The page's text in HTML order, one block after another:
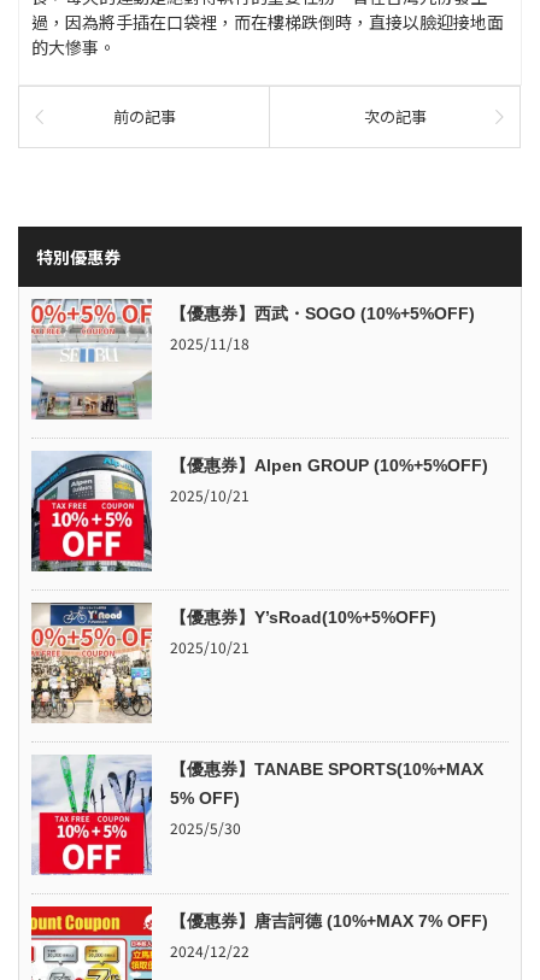
過，因為將手插在口袋裡，而在樓梯跌倒時，直接以臉迎接地面
的大慘事。
前の記事 次の記事
特別優惠券
【優惠券】西武・SOGO (10%+5%OFF)
2025/11/18
【優惠券】Alpen GROUP (10%+5%OFF)
2025/10/21
【優惠券】Y’sRoad(10%+5%OFF)
2025/10/21
【優惠券】TANABE SPORTS(10%+MAX
5% OFF)
2025/5/30
【優惠券】唐吉訶德 (10%+MAX 7% OFF)
2024/12/22